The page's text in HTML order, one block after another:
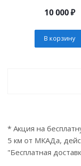
10 000₽
В корзину
* Акция на
5 км от МКАДа,
"Бесплатная